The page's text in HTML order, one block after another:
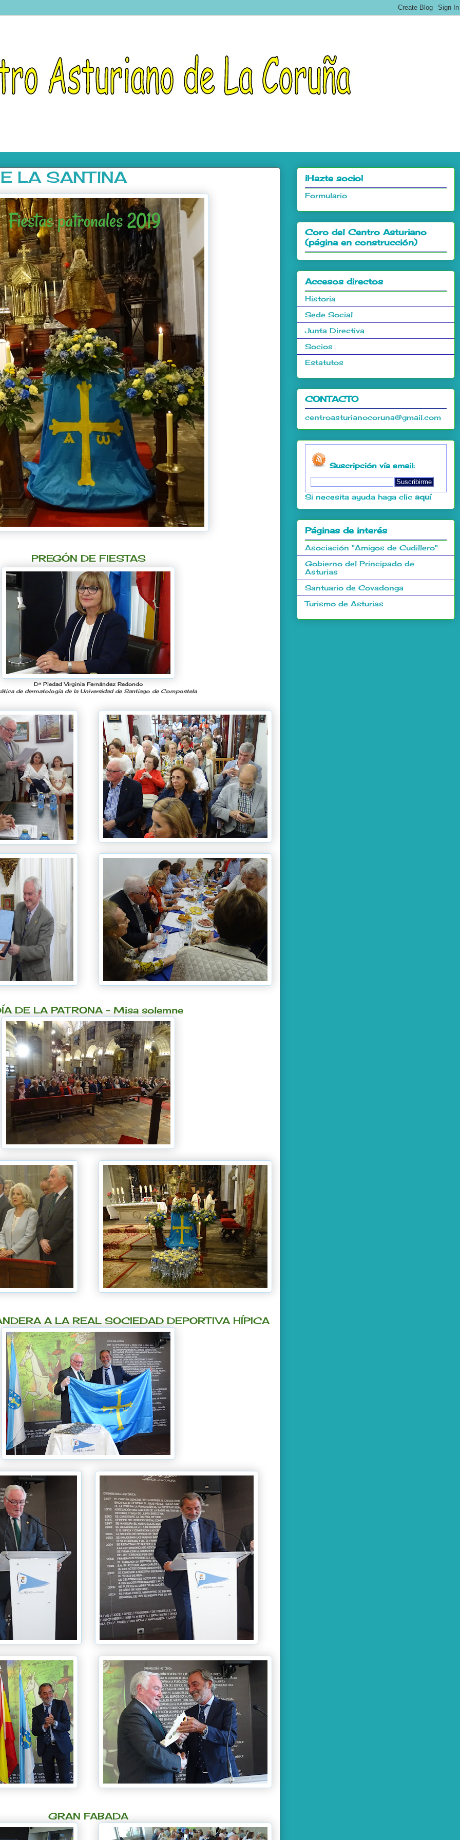
LA SANTINA
PREGÓN DE FIESTAS
Dª Piedad Virginia Fernández Redondo
de dermatología de la Universidad de Santiago de Compostela
DE LA PATRONA - Misa solemne
A LA REAL SOCIEDAD DEPORTIVA HÍPICA
GRAN FABADA
¡Hazte socio!
Formulario
Coro del Centro Asturiano
(página en construcción)
Accesos directos
Historia
Sede Social
Junta Directiva
Socios
Estatutos
CONTACTO
centroasturianocoruna@gmail.com
Suscripción vía email:
Si necesita ayuda haga clic aquí
Páginas de interés
Asociación "Amigos de Cudillero"
Gobierno del Principado de
Asturias
Santuario de Covadonga
Turismo de Asturias